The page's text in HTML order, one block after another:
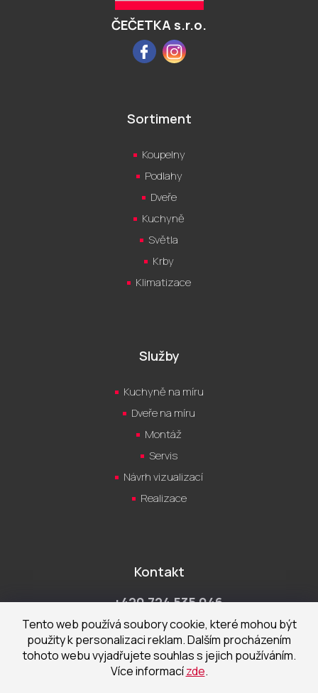
Tento web používá soubory cookie, které mohou být
použity k personalizaci reklam. Dalším procházením
tohoto webu vyjadřujete souhlas s jejich používáním.
Více informacízde.
ČEČETKA s.r.o.
FacebookInstagram
Sortiment
Koupelny
Podlahy
Dveře
Kuchyně
Světla
Krby
Klimatizace
Služby
Kuchyně na míru
Dveře na míru
Montáž
Servis
Návrh vizualizací
Realizace
Kontakt
+420 724 535 046
Po-Pá 9:00 - 18:00 hod
obchod@cecetka.cz